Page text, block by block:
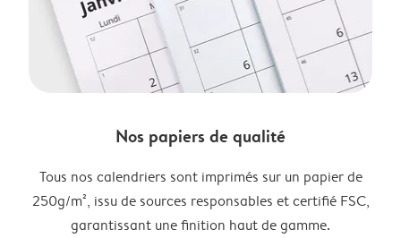
Nos papiers de qualité
Tous nos calendriers sont imprimés sur un papier de
250g/m², issu de sources responsables et certifié FSC,
garantissant une finition haut de gamme.